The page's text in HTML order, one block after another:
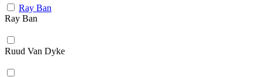
Ray Ban
Ray Ban
Ruud Van Dyke